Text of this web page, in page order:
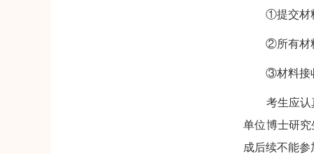
①提交材料
②所有材料
③材料接收
考生应认真
单位博士研
成后续不能参